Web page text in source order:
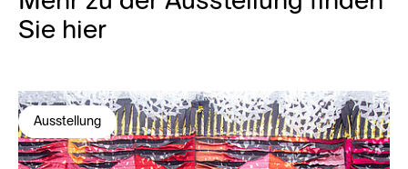
Sie hier
Ausstellung